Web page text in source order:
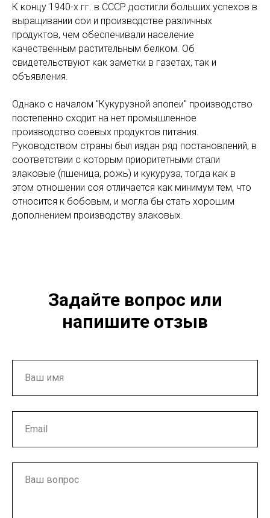
К концу 1940-х гг. в СССР достигли больших успехов в
выращивании сои и производстве различных
продуктов, чем обеспечивали население
качественным растительным белком. Об
свидетельствуют как заметки в газетах, так и
объявления.
Однако с началом "Кукурузной эпопеи" производство
постепенно сходит на нет промышленное
производство соевых продуктов питания.
Руководством страны был издан ряд постановлений, в
соответствии с которым приоритетными стали
злаковые (пшеница, рожь) и кукуруза, тогда как в
этом отношении соя отличается как минимум тем, что
относится к бобовым, и могла бы стать хорошим
дополнением производству злаковых.
Задайте вопрос или
напишите отзыв